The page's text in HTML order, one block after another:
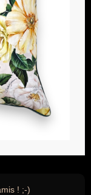
! ;-)